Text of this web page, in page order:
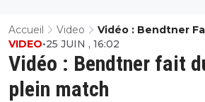
Accueil Video
Vidéo : Bendtner
Match
Vidéo : Bendtner fait
plein match
VIDEO•25 JUIN , 16:02